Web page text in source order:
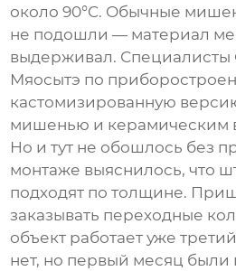
около 90°C. Обычные
не подошли — материал
выдерживал. Специалисты
Мяосытэ по
кастомизированную
мишенью и керамическим
Но и тут не обошлось без
монтаже выяснилось, что
подходят по толщине.
заказывать переходные
объект работает уже
нет, но первый месяц были